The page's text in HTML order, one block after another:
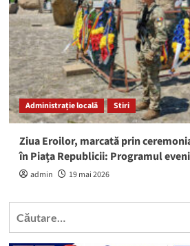
Administrație locală Stiri
Ziua Eroilor, marcată prin
în Piața Republicii: Programul
admin 19 mai 2026
Caută